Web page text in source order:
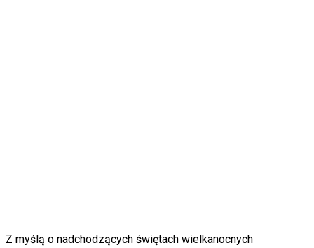
Z myślą o nadchodzących świętach wielkanocnych